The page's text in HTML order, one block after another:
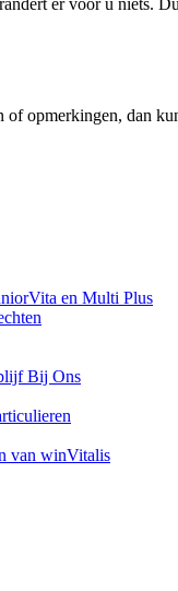
er voor u niets.
opmerkingen, dan
en Multi Plus
Bij Ons
van winVitalis